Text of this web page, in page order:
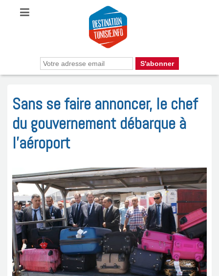
Sans se faire annoncer, le chef
du gouvernement débarque à
l’aéroport